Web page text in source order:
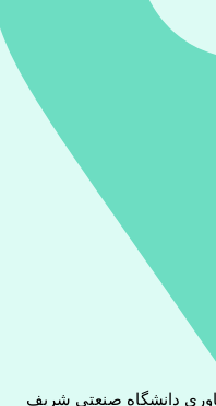
دانشگاه صنعتی شریف